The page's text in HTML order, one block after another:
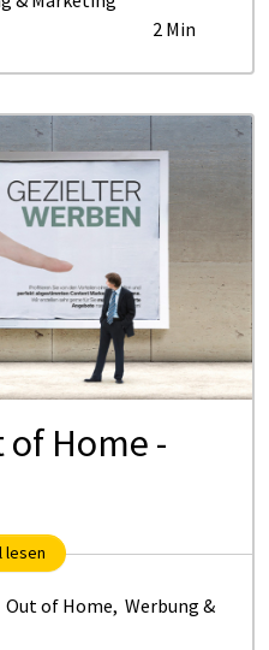
2 Min
Ho­me -
lesen
Out of Home, Werbung &